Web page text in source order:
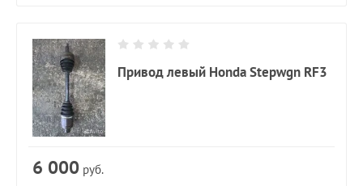
Привод левый Honda Stepwgn RF3
6 000 руб.